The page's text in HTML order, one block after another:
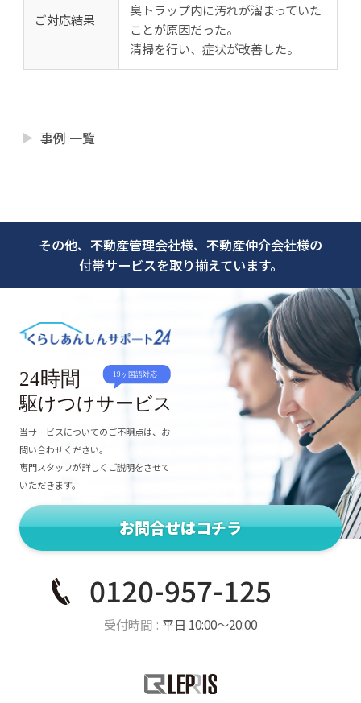
ご対応結果
臭トラップ内に汚れが溜まっていた
ことが原因だった。
清掃を行い、症状が改善した。
事例 一覧
その他、不動産管理会社様、不動産仲介会社様の
付帯サービスを取り揃えています。
当サービスについてのご不明点は、お
問い合わせください。
専門スタッフが詳しくご説明をさせて
いただきます。
お問合せはコチラ
0120-957-125
受付時間 平日 10:00〜20:00